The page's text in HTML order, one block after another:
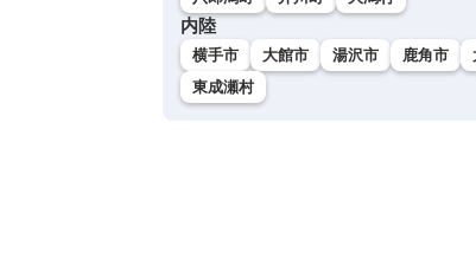
内陸
横手市 大館市 湯沢市 鹿角市
東成瀬村